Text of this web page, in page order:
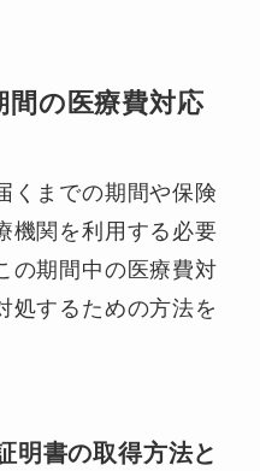
の医療費対応
くまでの期間や保険
機関を利用する必要
の期間中の医療費対
処するための方法を
明書の取得方法と